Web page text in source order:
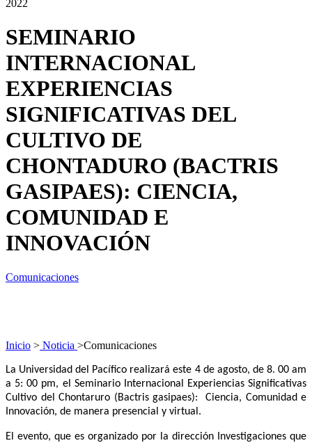
2022
SEMINARIO
INTERNACIONAL
EXPERIENCIAS
SIGNIFICATIVAS DEL
CULTIVO DE
CHONTADURO (BACTRIS
GASIPAES): CIENCIA,
COMUNIDAD E
INNOVACIÓN
Comunicaciones
Inicio > Noticia >Comunicaciones
La Universidad del Pacífico realizará este 4 de agosto, de 8. 00 am
a 5: 00 pm, el Seminario Internacional Experiencias Significativas
Cultivo del Chontaruro (Bactris gasipaes): Ciencia, Comunidad e
Innovación, de manera presencial y virtual.
El evento, que es organizado por la dirección Investigaciones que